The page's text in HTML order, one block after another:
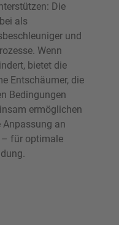
Die
als
und
Wenn
bietet die
Entschäumer, die
Bedingungen
ermöglichen
Anpassung an
– für optimale